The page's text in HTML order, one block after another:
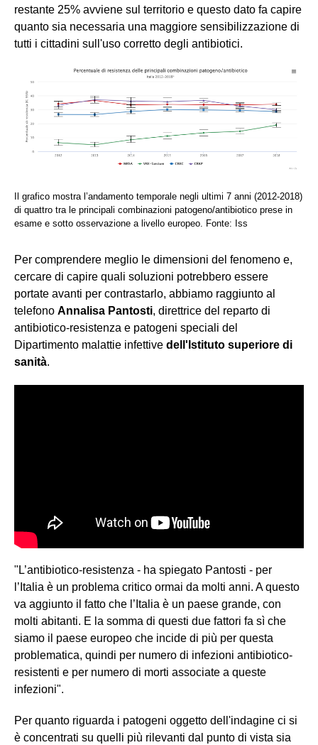
restante 25% avviene sul territorio e questo dato fa capire
quanto sia necessaria una maggiore sensibilizzazione di
tutti i cittadini sull'uso corretto degli antibiotici.
Il grafico mostra l’andamento temporale negli ultimi 7 anni (2012-2018)
di quattro tra le principali combinazioni patogeno/antibiotico prese in
esame e sotto osservazione a livello europeo. Fonte: Iss
Per comprendere meglio le dimensioni del fenomeno e,
cercare di capire quali soluzioni potrebbero essere
portate avanti per contrastarlo, abbiamo raggiunto al
telefono Annalisa Pantosti, direttrice del reparto di
antibiotico-resistenza e patogeni speciali del
Dipartimento malattie infettive dell'Istituto superiore di
sanità.
"L’antibiotico-resistenza - ha spiegato Pantosti - per
l’Italia è un problema critico ormai da molti anni. A questo
va aggiunto il fatto che l’Italia è un paese grande, con
molti abitanti. E la somma di questi due fattori fa sì che
siamo il paese europeo che incide di più per questa
problematica, quindi per numero di infezioni antibiotico-
resistenti e per numero di morti associate a queste
infezioni".
Per quanto riguarda i patogeni oggetto dell'indagine ci si
è concentrati su quelli più rilevanti dal punto di vista sia